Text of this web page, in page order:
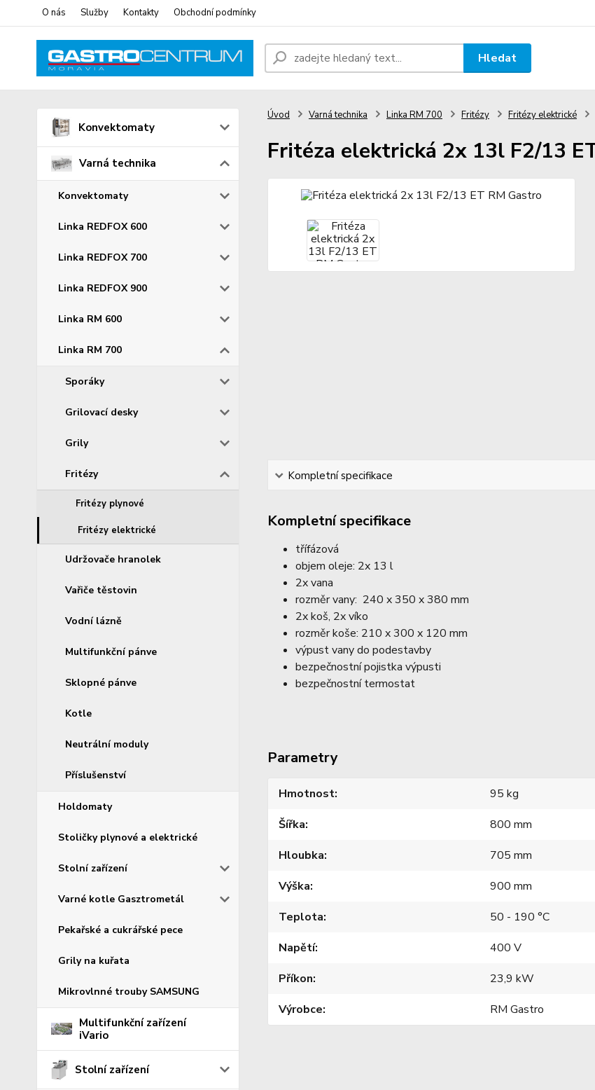
O nás Služby Kontakty Obchodní podmínky
Hledat
Konvektomaty
Varná technika
Konvektomaty
Linka REDFOX 600
Linka REDFOX 700
Linka REDFOX 900
Linka RM 600
Linka RM 700
Sporáky
Grilovací desky
Grily
Fritézy
Fritézy plynové
Fritézy elektrické
Udržovače hranolek
Vařiče těstovin
Vodní lázně
Multifunkční pánve
Sklopné pánve
Kotle
Neutrální moduly
Příslušenství
Holdomaty
Stoličky plynové a elektrické
Stolní zařízení
Varné kotle Gasztrometál
Pekařské a cukrářské pece
Grily na kuřata
Mikrovlnné trouby SAMSUNG
Multifunkční zařízení
iVario
Stolní zařízení
Úvod Varná technika Linka RM 700 Fritézy Fritézy elektrické
Fritéza elektrická 2x 13l F2/13
Kompletní specifikace
Kompletní specifikace
třífázová
objem oleje: 2x 13 l
2x vana
rozměr vany: 240 x 350 x 380 mm
2x koš, 2x víko
rozměr koše: 210 x 300 x 120 mm
výpust vany do podestavby
bezpečnostní pojistka výpusti
bezpečnostní termostat
Parametry
Hmotnost
95 kg
Šířka
800 mm
Hloubka
705 mm
Výška
900 mm
Teplota
50 - 190 °C
Napětí
400 V
Příkon
23,9 kW
Výrobce
RM Gastro